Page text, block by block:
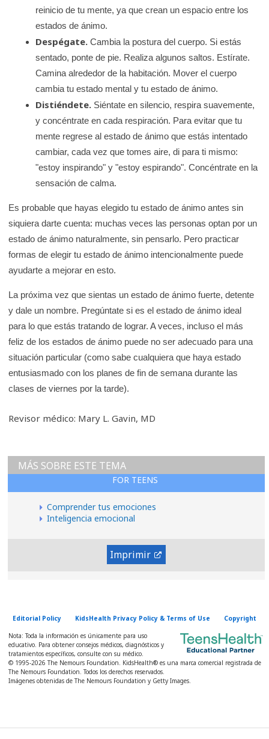
reinicio de tu mente, ya que crean un espacio entre los
estados de ánimo.
Despégate. Cambia la postura del cuerpo. Si estás
sentado, ponte de pie. Realiza algunos saltos. Estírate.
Camina alrededor de la habitación. Mover el cuerpo
cambia tu estado mental y tu estado de ánimo.
Distiéndete. Siéntate en silencio, respira suavemente,
y concéntrate en cada respiración. Para evitar que tu
mente regrese al estado de ánimo que estás intentado
cambiar, cada vez que tomes aire, di para ti mismo:
"estoy inspirando" y "estoy espirando". Concéntrate en la
sensación de calma.
Es probable que hayas elegido tu estado de ánimo antes sin
siquiera darte cuenta: muchas veces las personas optan por un
estado de ánimo naturalmente, sin pensarlo. Pero practicar
formas de elegir tu estado de ánimo intencionalmente puede
ayudarte a mejorar en esto.
La próxima vez que sientas un estado de ánimo fuerte, detente
y dale un nombre. Pregúntate si es el estado de ánimo ideal
para lo que estás tratando de lograr. A veces, incluso el más
feliz de los estados de ánimo puede no ser adecuado para una
situación particular (como sabe cualquiera que haya estado
entusiasmado con los planes de fin de semana durante las
clases de viernes por la tarde).
Revisor médico: Mary L. Gavin, MD
FOR TEENS
MÁS SOBRE ESTE TEMA
Comprender tus emociones
Inteligencia emocional
Imprimir
Editorial Policy KidsHealth Privacy Policy & Terms of Use Copyright
Nota: Toda la información es únicamente para uso
educativo. Para obtener consejos médicos, diagnósticos y
tratamientos específicos, consulte con su médico.
© 1995-2026 The Nemours Foundation. KidsHealth® es una marca comercial registrada de
The Nemours Foundation. Todos los derechos reservados.
Imágenes obtenidas de The Nemours Foundation y Getty Images.